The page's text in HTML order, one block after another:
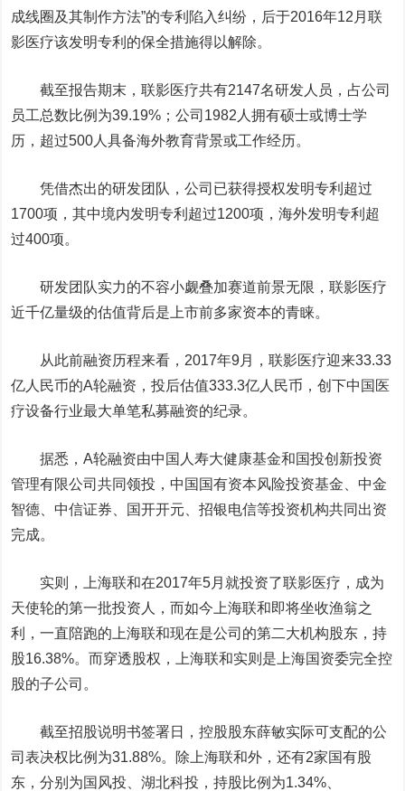
成线圈及其制作方法”的专利陷入纠纷，后于2016年12月联
影医疗该发明专利的保全措施得以解除。
截至报告期末，联影医疗共有2147名研发人员，占公司
员工总数比例为39.19%；公司1982人拥有硕士或博士学
历，超过500人具备海外教育背景或工作经历。
凭借杰出的研发团队，公司已获得授权发明专利超过
1700项，其中境内发明专利超过1200项，海外发明专利超
过400项。
研发团队实力的不容小觑叠加赛道前景无限，联影医疗
近千亿量级的估值背后是上市前多家资本的青睐。
从此前融资历程来看，2017年9月，联影医疗迎来33.33
亿人民币的A轮融资，投后估值333.3亿人民币，创下中国医
疗设备行业最大单笔私募融资的纪录。
据悉，A轮融资由中国人寿大健康基金和国投创新投资
管理有限公司共同领投，中国国有资本风险投资基金、中金
智德、 中信证券 、国开开元、招银电信等投资机构共同出资
完成。
实则，上海联和在2017年5月就投资了联影医疗，成为
天使轮的第一批投资人，而如今上海联和即将坐收渔翁之
利，一直陪跑的上海联和现在是公司的第二大机构股东，持
股16.38%。而穿透股权，上海联和实则是上海国资委完全控
股的子公司。
截至招股说明书签署日，控股股东薛敏实际可支配的公
司表决权比例为31.88%。除上海联和外，还有2家国有股
东，分别为国风投、湖北科投，持股比例为1.34%、